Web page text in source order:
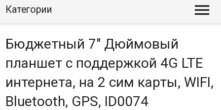
Категории 
Бюджетный 7" Дюймовый
планшет с поддержкой 4G LTE
интернета, на 2 сим карты, WIFI,
Bluetooth, GPS, ID0074